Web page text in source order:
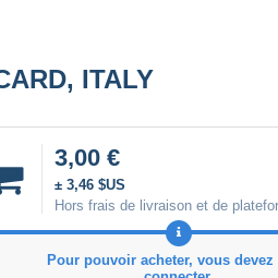
ITALY
3,00 €
± 3,46 $US
Hors frais de livraison et de
Pour pouvoir acheter, vous devez